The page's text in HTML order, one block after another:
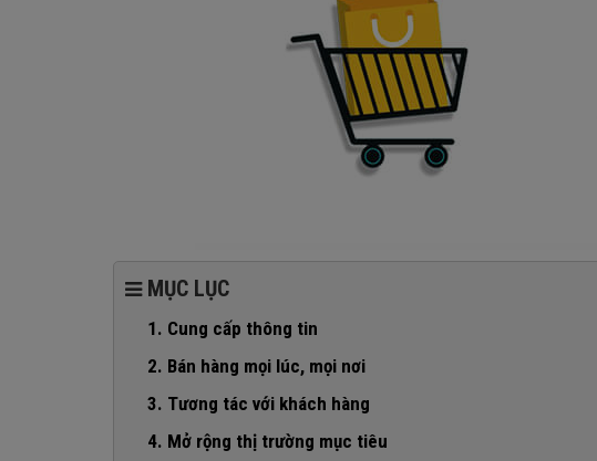
MỤC LỤC
1. Cung cấp thông tin
2. Bán hàng mọi lúc, mọi nơi
3. Tương tác với khách hàng
4. Mở rộng thị trường mục tiêu